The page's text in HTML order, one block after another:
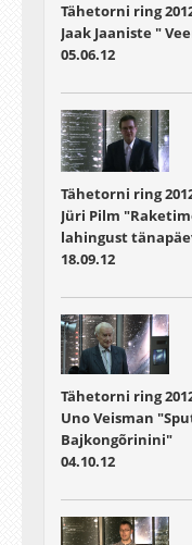
Tähetorni ring
Jaak Jaaniste "
05.06.12
Tähetorni ring
Jüri Pilm
lahingust
18.09.12
Tähetorni ring
Uno Veisman
Bajkongõrinini"
04.10.12